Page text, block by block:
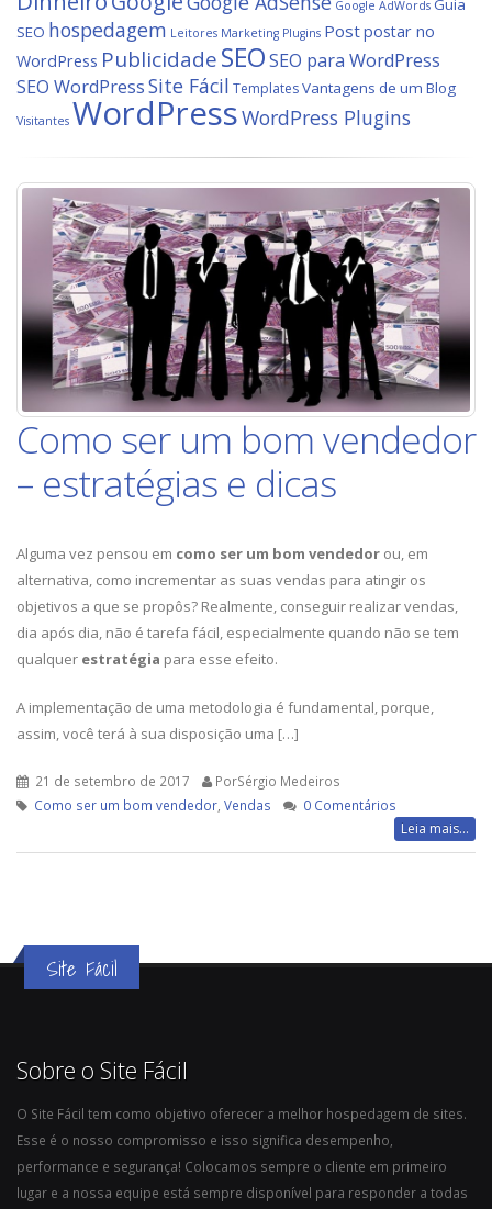
Google AdWords Guia
SEO hospedagem Leitores Marketing Plugins Postpostar no
WordPress PublicidadeSEOSEO para WordPress
SEO WordPressSite Fácil TemplatesVantagens de um Blog
Visitantes WordPressWordPress Plugins
Como ser um bom vendedor
– estratégias e dicas
Alguma vez pensou em como ser um bom vendedor ou, em
alternativa, como incrementar as suas vendas para atingir os
objetivos a que se propôs? Realmente, conseguir realizar vendas,
dia após dia, não é tarefa fácil, especialmente quando não se tem
qualquer estratégia para esse efeito.
A implementação de uma metodologia é fundamental, porque,
assim, você terá à sua disposição uma […]
21 de setembro de 2017
PorSérgio Medeiros
Como ser um bom vendedor Vendas 0 Comentários
Leia mais...
Site Fácil
Sobre o Site Fácil
O Site Fácil tem como objetivo oferecer a melhor hospedagem de sites.
Esse é o nosso compromisso e isso significa desempenho,
performance e segurança! Colocamos sempre o cliente em primeiro
lugar e a nossa equipe está sempre disponível para responder a todas